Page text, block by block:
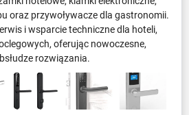
oraz przywoływacze dla gastronomii.
i wsparcie techniczne dla hoteli,
oferując nowoczesne,
rozwiązania.